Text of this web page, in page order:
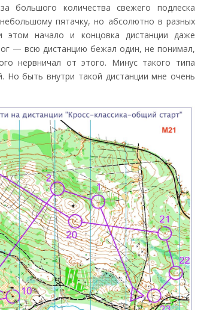
большого количества свежего подлеска
пятачку, но абсолютно в разных
этом начало и концовка дистанции даже
— всю дистанцию бежал один, не понимал,
нервничал от этого. Минус такого типа
Но быть внутри такой дистанции мне очень